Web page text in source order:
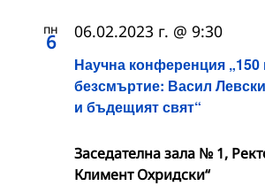
пн
6
Научна конференция „150
безсмъртие: Васил
и бъдещият свят“
06.02.2023 г. @ 9:30
Заседателна зала № 1,
Климент Охридски“